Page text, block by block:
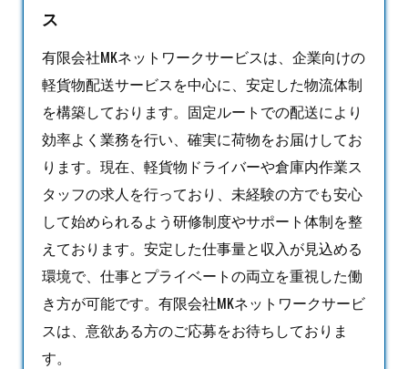
ス
有限会社MKネットワークサービスは、企業向けの
軽貨物配送サービスを中心に、安定した物流体制
を構築しております。固定ルートでの配送により
効率よく業務を行い、確実に荷物をお届けしてお
ります。現在、軽貨物ドライバーや倉庫内作業ス
タッフの求人を行っており、未経験の方でも安心
して始められるよう研修制度やサポート体制を整
えております。安定した仕事量と収入が見込める
環境で、仕事とプライベートの両立を重視した働
き方が可能です。有限会社MKネットワークサービ
スは、意欲ある方のご応募をお待ちしておりま
す。